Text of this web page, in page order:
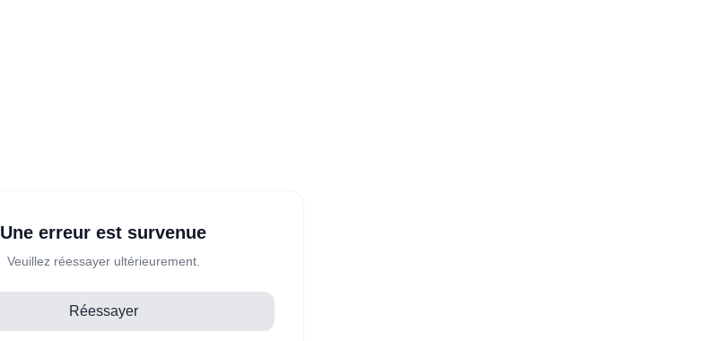
Une erreur est survenue
Veuillez réessayer ultérieurement.
Réessayer